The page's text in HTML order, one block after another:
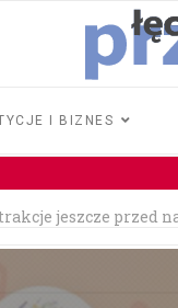
I BIZNES
jeszcze przed